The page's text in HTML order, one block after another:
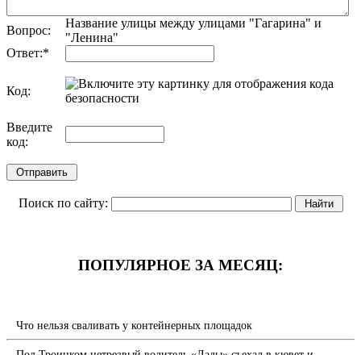
Вопрос:
Название улицы между улицами "Гагарина" и
"Ленина"
Ответ:*
Код:
Введите
код:
Поиск по сайту:
ПОПУЛЯРНОЕ ЗА МЕСЯЦ:
Что нельзя сваливать у контейнерных площадок